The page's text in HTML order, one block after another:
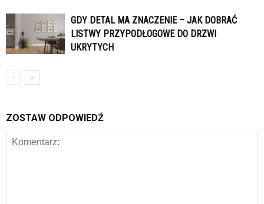
GDY DETAL MA ZNACZENIE – JAK DOBRAĆ
LISTWY PRZYPODŁOGOWE DO DRZWI
UKRYTYCH
ZOSTAW ODPOWIEDŹ